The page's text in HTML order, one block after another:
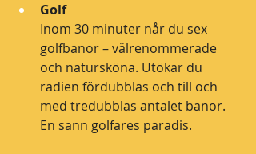
Golf
Inom 30 minuter når du sex
golfbanor – välrenommerade
och natursköna. Utökar du
radien fördubblas och till och
med tredubblas antalet banor.
En sann golfares paradis.